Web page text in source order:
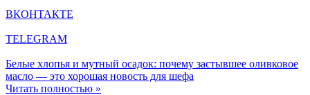
ВКОНТАКТЕ
TELEGRAM
Белые хлопья и мутный осадок: почему застывшее оливковое
масло — это хорошая новость для шефа
Читать полностью »